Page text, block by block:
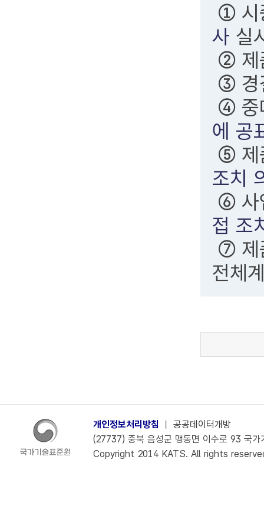
① 시
사 실
② 제
③ 경
④ 중
에 공
⑤ 제
조치
⑥ 사
접 조
⑦ 제
전체
개인정보처리방침 ㅣ 공공데이터개방
(27737) 충북 음성군 맹동면 이수로 93 국
Copyright 2014 KATS. All rights